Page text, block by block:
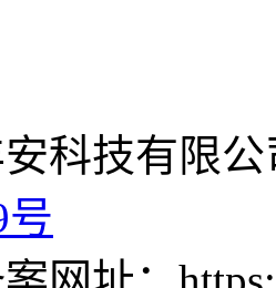
科技有限
号